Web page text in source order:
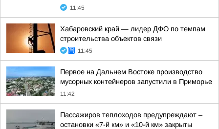
11:45
Хабаровский край — лидер ДФО по темпам
строительства объектов связи
11:45
Первое на Дальнем Востоке производство
мусорных контейнеров запустили в Приморье
11:42
Пассажиров теплоходов предупреждают –
остановки «7-й км» и «10-й км» закрыты